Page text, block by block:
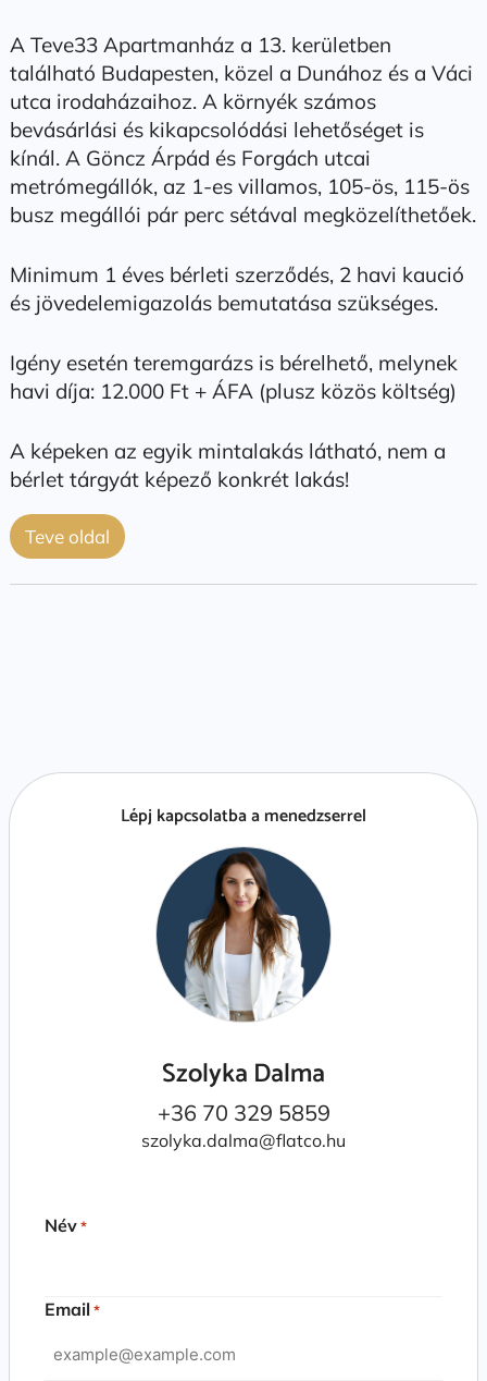
A Teve33 Apartmanház a 13. kerületben
található Budapesten, közel a Dunához és a Váci
utca irodaházaihoz. A környék számos
bevásárlási és kikapcsolódási lehetőséget is
kínál. A Göncz Árpád és Forgách utcai
metrómegállók, az 1-es villamos, 105-ös, 115-ös
busz megállói pár perc sétával megközelíthetőek.
Minimum 1 éves bérleti szerződés, 2 havi kaució
és jövedelemigazolás bemutatása szükséges.
Igény esetén teremgarázs is bérelhető, melynek
havi díja: 12.000 Ft + ÁFA (plusz közös költség)
A képeken az egyik mintalakás látható, nem a
bérlet tárgyát képező konkrét lakás!
Teve oldal
Lépj kapcsolatba a menedzserrel
Szolyka Dalma
+36 70 329 5859
szolyka.dalma@flatco.hu
Név *
Email *